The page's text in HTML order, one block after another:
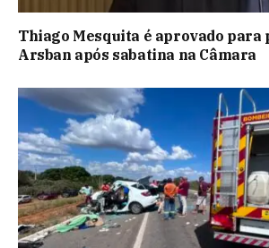
Thiago Mesquita é aprovado para
Arsban após sabatina na Câmara